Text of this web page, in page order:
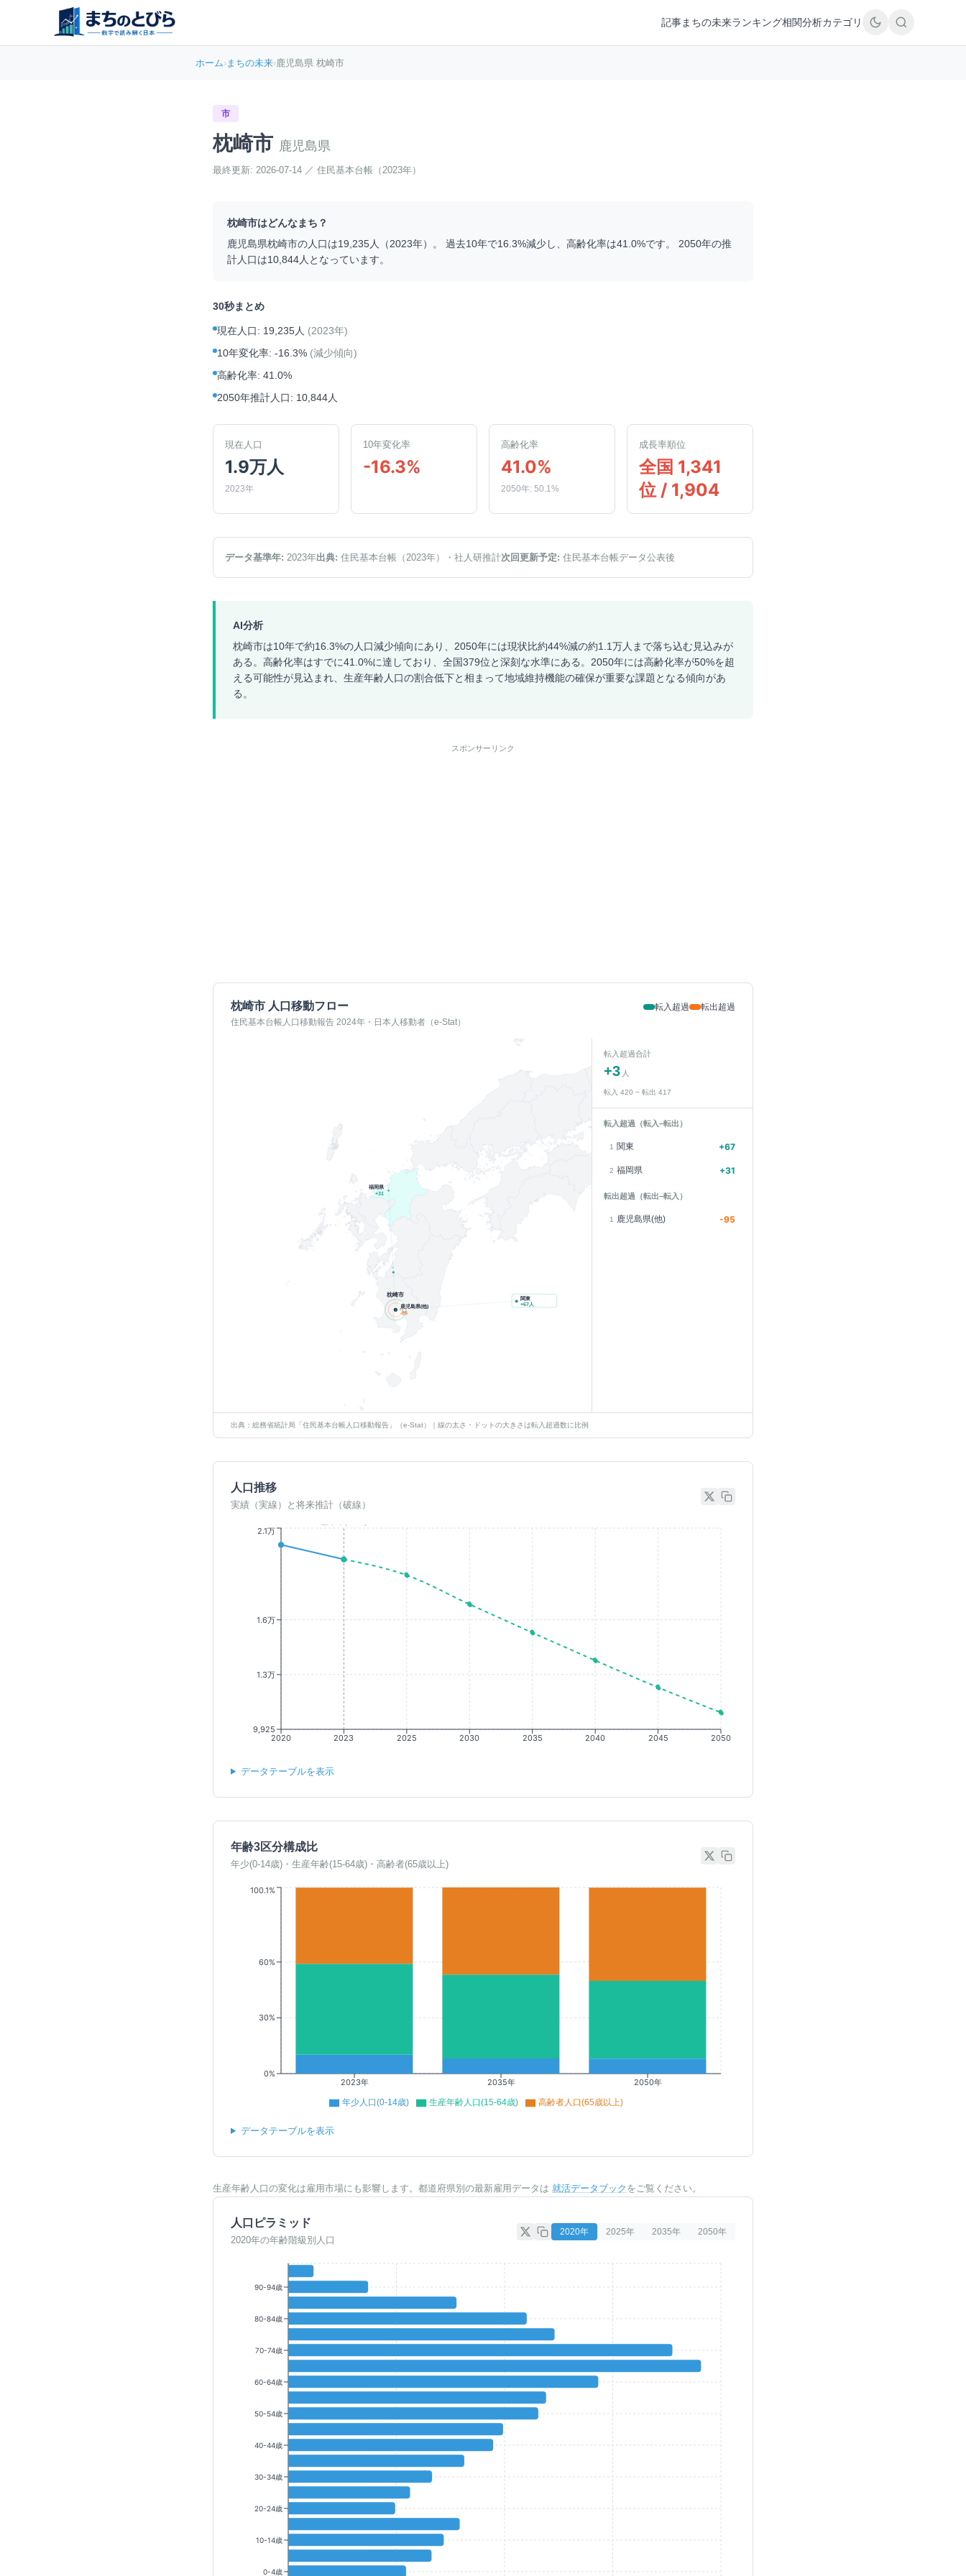
記事まちの未来ランキング相関分析カテゴリ
ホーム›まちの未来›鹿児島県 枕崎市
市
枕崎市 鹿児島県
最終更新: 2026-07-14 ／ 住民基本台帳（2023年）
枕崎市はどんなまち？
鹿児島県枕崎市の人口は19,235人（2023年）。 過去10年で16.3%減少し、高齢化率は41.0%です。 2050年の推
計人口は10,844人となっています。
30秒まとめ
現在人口: 19,235人 (2023年)
10年変化率: -16.3% (減少傾向)
高齢化率: 41.0%
2050年推計人口: 10,844人
現在人口
1.9万人
2023年
10年変化率
-16.3%
高齢化率
41.0%
2050年: 50.1%
成長率順位
全国 1,341
位 / 1,904
データ基準年: 2023年出典: 住民基本台帳（2023年） ・社人研推計次回更新予定: 住民基本台帳データ公表後
AI分析
枕崎市は10年で約16.3%の人口減少傾向にあり、2050年には現状比約44%減の約1.1万人まで落ち込む見込みが
ある。高齢化率はすでに41.0%に達しており、全国379位と深刻な水準にある。2050年には高齢化率が50%を超
える可能性が見込まれ、生産年齢人口の割合低下と相まって地域維持機能の確保が重要な課題となる傾向があ
る。
スポンサーリンク
枕崎市 人口移動フロー
住民基本台帳人口移動報告 2024年・日本人移動者（e-Stat）
転入超過 転出超過
福岡県
+31
鹿児島県(他)
-95
枕崎市
関東
+67人
転入超過合計
+3 人
転入 420 − 転出 417
転入超過（転入−転出）
1 関東 +67
2 福岡県 +31
転出超過（転出−転入）
1 鹿児島県(他) -95
出典：総務省統計局「住民基本台帳人口移動報告」（e-Stat）｜線の太さ・ドットの大きさは転入超過数に比例
人口推移
実績（実線）と将来推計（破線）
2020 2023 2025 2030 2035 2040 2045 2050
9,925
1.3万
1.6万
2.1万
データテーブルを表示
年齢3区分構成比
年少(0-14歳)・生産年齢(15-64歳)・高齢者(65歳以上)
2023年 2035年 2050年
0%
30%
60%
100.1%
年少人口(0-14歳) 生産年齢人口(15-64歳) 高齢者人口(65歳以上)
データテーブルを表示
生産年齢人口の変化は雇用市場にも影響します。都道府県別の最新雇用データは 就活データブック をご覧ください。
人口ピラミッド
2020年の年齢階級別人口
2020年 2025年 2035年 2050年
90-94歳
80-84歳
70-74歳
60-64歳
50-54歳
40-44歳
30-34歳
20-24歳
10-14歳
0-4歳